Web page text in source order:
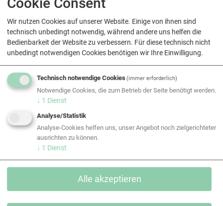
Wir nutzen Cookies auf unserer Website. Einige von ihnen sind
technisch unbedingt notwendig, während andere uns helfen die
Bedienbarkeit der Website zu verbessern. Für diese technisch nicht
unbedingt notwendigen Cookies benötigen wir Ihre Einwilligung.
Technisch notwendige Cookies(immer erforderlich)
Notwendige Cookies, die zum Betrieb der Seite benötigt werden.
↓ 1 Dienst
Analyse/Statistik
Analyse-Cookies helfen uns, unser Angebot noch zielgerichteter
ausrichten zu können.
↓ 1 Dienst
Alle akzeptieren